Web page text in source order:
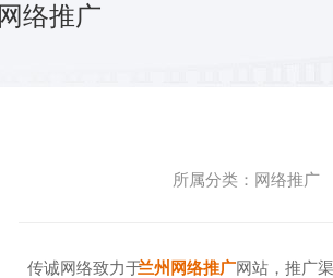
网络推广
所属分类：网络推
传诚网络致力于兰州网络推广网站，推广